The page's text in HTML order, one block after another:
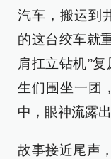
汽车，搬运到
的这台绞车就
肩扛立钻机”
生们围坐一团
中，眼神流露
故事接近尾声